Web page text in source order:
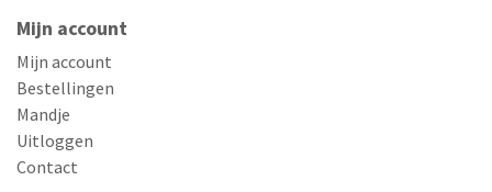
Mijn account
Mijn account
Bestellingen
Mandje
Uitloggen
Contact